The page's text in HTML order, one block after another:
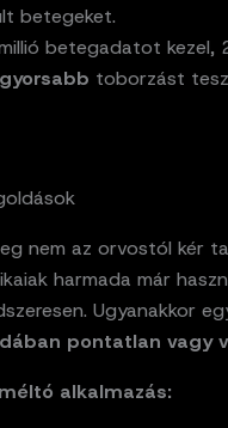
betegeket.
betegadatot kezel,
toborzást
nem az orvostól kér
harmada már
Ugyanakkor
pontatlan vagy
alkalmazás: